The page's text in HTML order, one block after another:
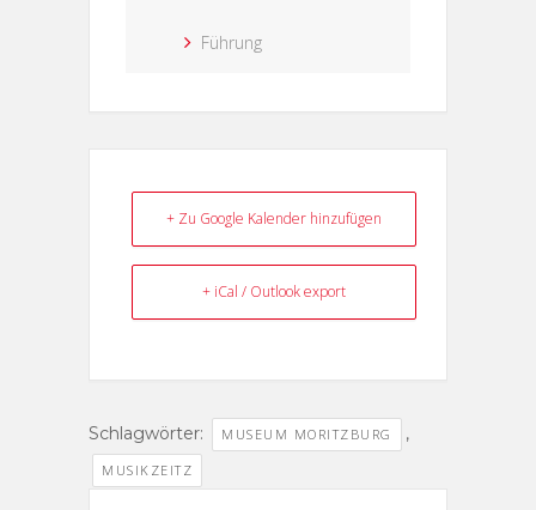
Führung
+ Zu Google Kalender hinzufügen
+ iCal / Outlook export
Schlagwörter: MUSEUM MORITZBURG ,
MUSIKZEITZ